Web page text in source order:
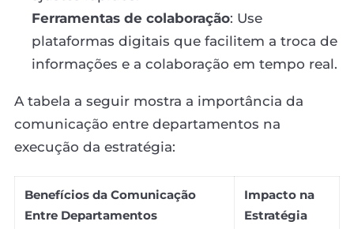
Ferramentas de colaboração: Use
plataformas digitais que facilitem a troca de
informações e a colaboração em tempo real.
A tabela a seguir mostra a importância da
comunicação entre departamentos na
execução da estratégia:
Benefícios da Comunicação
Entre Departamentos
Impacto na
Estratégia